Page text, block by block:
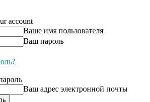
account
Ваше имя пользователя
Ваш пароль
Ваш адрес электронной почты